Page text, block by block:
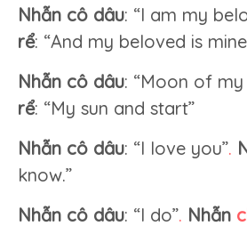
Nhẫn cô dâu: “I am my
rể: “And my beloved is
Nhẫn cô dâu: “Moon of my
rể: “My sun and start”
Nhẫn cô dâu: “I love you”.
know.”
Nhẫn cô dâu: “I do”. Nhẫn